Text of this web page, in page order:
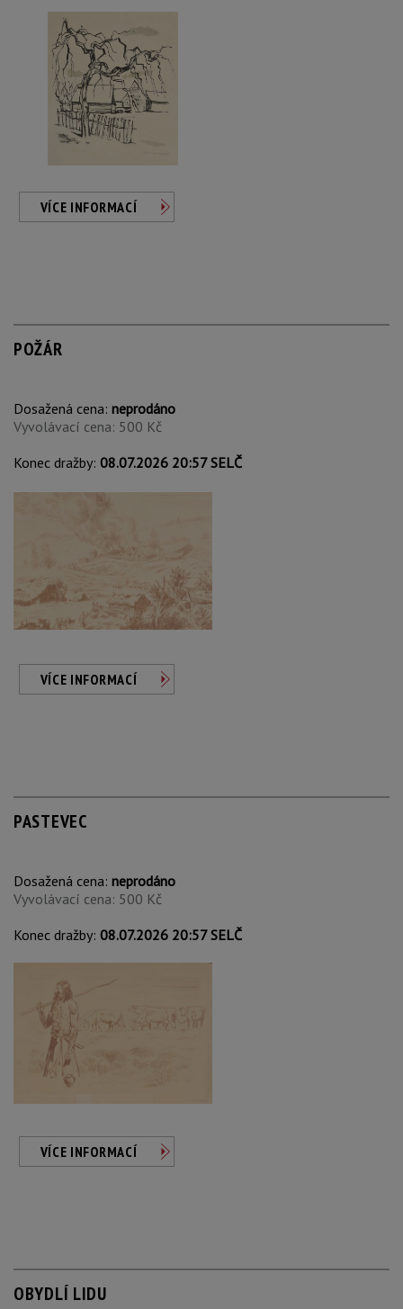
VÍCE INFORMACÍ
POŽÁR
Dosažená cena: neprodáno
Vyvolávací cena: 500 Kč
Konec dražby: 08.07.2026 20:57 SELČ
VÍCE INFORMACÍ
PASTEVEC
Dosažená cena: neprodáno
Vyvolávací cena: 500 Kč
Konec dražby: 08.07.2026 20:57 SELČ
VÍCE INFORMACÍ
OBYDLÍ LIDU